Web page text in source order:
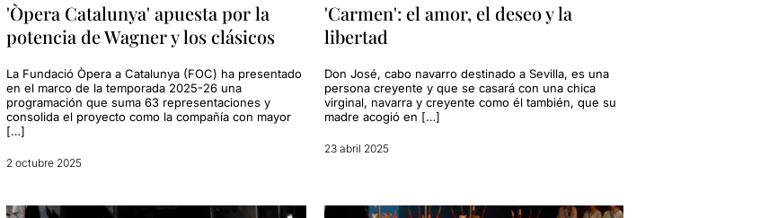
'Òpera Catalunya' apuesta por la
potencia de Wagner y los clásicos
La Fundació Òpera a Catalunya (FOC) ha presentado
en el marco de la temporada 2025-26 una
programación que suma 63 representaciones y
consolida el proyecto como la compañía con mayor
[…]
2 octubre 2025
'Carmen': el amor, el deseo y la
libertad
Don José, cabo navarro destinado a Sevilla, es una
persona creyente y que se casará con una chica
virginal, navarra y creyente como él también, que su
madre acogió en […]
23 abril 2025